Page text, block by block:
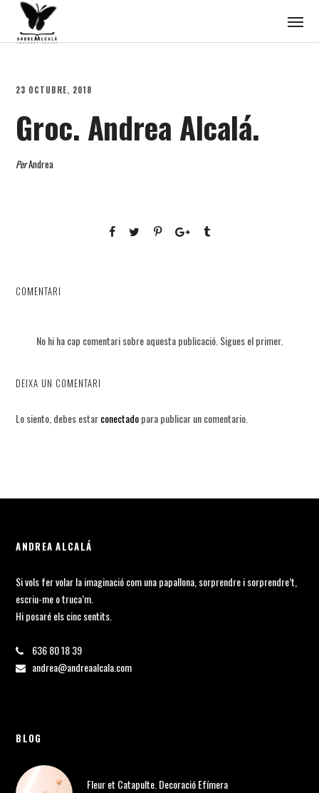
23 OCTUBRE, 2018
Groc. Andrea Alcalá.
PerAndrea
COMENTARI
No hi ha cap comentari sobre aquesta publicació. Sigues el primer.
DEIXA UN COMENTARI
Lo siento, debes estarconectadopara publicar un comentario.
ANDREA ALCALÁ
Si vols fer volar la imaginació com una papallona, sorprendre i sorprendre’t,
escriu-me o truca’m.
Hi posaré els cinc sentits.
636 80 18 39
andrea@andreaalcala.com
BLOG
Fleur et Catapulte. Decoració Efímera